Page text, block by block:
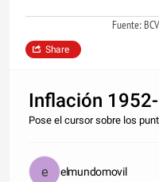
Fuente:
Share
Inflación
Pose el cursor sobre los
elmundomovil